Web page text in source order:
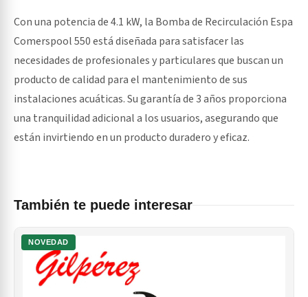
Con una potencia de 4.1 kW, la Bomba de Recirculación Espa
Comerspool 550 está diseñada para satisfacer las
necesidades de profesionales y particulares que buscan un
producto de calidad para el mantenimiento de sus
instalaciones acuáticas. Su garantía de 3 años proporciona
una tranquilidad adicional a los usuarios, asegurando que
están invirtiendo en un producto duradero y eficaz.
También te puede interesar
NOVEDAD